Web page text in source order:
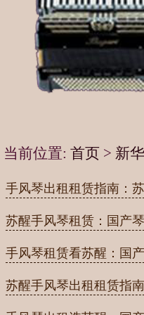
当前位置: 首页 > 新
手风琴出租租赁指南：
苏醒手风琴租赁：国产
手风琴租赁看苏醒：国
苏醒手风琴出租租赁指